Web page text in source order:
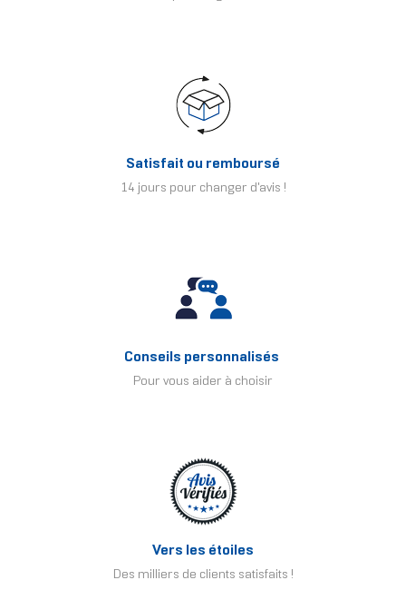
Satisfait ou remboursé
14 jours pour changer d'avis !
Conseils personnalisés
Pour vous aider à choisir
Vers les étoiles
Des milliers de clients satisfaits !